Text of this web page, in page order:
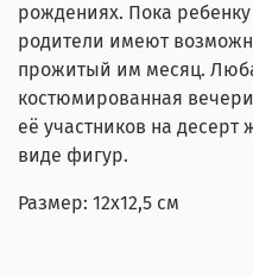
рождениях. Пока
родители имеют
прожитый им месяц.
костюмированная
её участников на десерт
виде фигур.
Размер: 12x12,5 см